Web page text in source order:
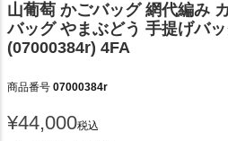
山葡萄 かごバッグ 網代編み
バッグ やまぶどう 手提げバ
(07000384r) 4FA
商品番号 07000384r
¥44,000税込